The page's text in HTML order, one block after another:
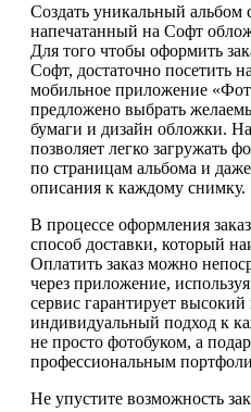
Создать уникальный альбом
напечатанный на Софт
Для того чтобы оформить
Софт, достаточно посетить
мобильное приложение
предложено выбрать
бумаги и дизайн обложки.
позволяет легко загружать
по страницам альбома и
описания к каждому снимку.
В процессе оформления
способ доставки, который
Оплатить заказ можно
через приложение,
сервис гарантирует высокий
индивидуальный подход к
не просто фотобуком, а
профессиональным
Не упустите возможность